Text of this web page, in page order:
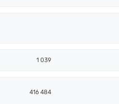
1 039
416 484